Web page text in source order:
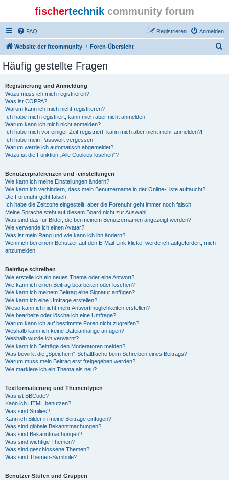
fischertechnik community forum
FAQ Anmelden
Registrieren
Website der ftcommunity Foren-Übersicht
Häufig gestellte Fragen
Registrierung und Anmeldung
Wozu muss ich mich registrieren?
Was ist COPPA?
Warum kann ich mich nicht registrieren?
Ich habe mich registriert, kann mich aber nicht anmelden!
Warum kann ich mich nicht anmelden?
Ich habe mich vor einiger Zeit registriert, kann mich aber nicht mehr anmelden?!
Ich habe mein Passwort vergessen!
Warum werde ich automatisch abgemeldet?
Wozu ist die Funktion „Alle Cookies löschen“?
Benutzerpräferenzen und -einstellungen
Wie kann ich meine Einstellungen ändern?
Wie kann ich verhindern, dass mein Benutzername in der Online-Liste auftaucht?
Die Forenuhr geht falsch!
Ich habe die Zeitzone eingestellt, aber die Forenuhr geht immer noch falsch!
Meine Sprache steht auf diesem Board nicht zur Auswahl!
Was sind das für Bilder, die bei meinem Benutzernamen angezeigt werden?
Wie verwende ich einen Avatar?
Was ist mein Rang und wie kann ich ihn ändern?
Wenn ich bei einem Benutzer auf den E-Mail-Link klicke, werde ich aufgefordert, mich
anzumelden.
Beiträge schreiben
Wie erstelle ich ein neues Thema oder eine Antwort?
Wie kann ich einen Beitrag bearbeiten oder löschen?
Wie kann ich meinem Beitrag eine Signatur anfügen?
Wie kann ich eine Umfrage erstellen?
Wieso kann ich nicht mehr Antwortmöglichkeiten erstellen?
Wie bearbeite oder lösche ich eine Umfrage?
Warum kann ich auf bestimmte Foren nicht zugreifen?
Weshalb kann ich keine Dateianhänge anfügen?
Weshalb wurde ich verwarnt?
Wie kann ich Beiträge den Moderatoren melden?
Was bewirkt die „Speichern“-Schaltfläche beim Schreiben eines Beitrags?
Warum muss mein Beitrag erst freigegeben werden?
Wie markiere ich ein Thema als neu?
Textformatierung und Thementypen
Was ist BBCode?
Kann ich HTML benutzen?
Was sind Smilies?
Kann ich Bilder in meine Beiträge einfügen?
Was sind globale Bekanntmachungen?
Was sind Bekanntmachungen?
Was sind wichtige Themen?
Was sind geschlossene Themen?
Was sind Themen-Symbole?
Benutzer-Stufen und Gruppen